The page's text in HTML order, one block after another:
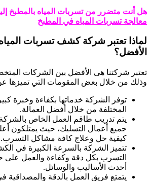
هل أنت متضرر من تسربات المياه بالمطبخ
معالجة تسربات المياه في المطبخ
لماذا تعتبر شركة كشف تسربات
الأفضل؟
تعتبر شركتنا هى الأفضل بين الشركات
وذلك من خلال بعض المقومات التي تميزها
توفر الشركة خدماتها بكفاءة وخبرة
المختلفة من خلال أفضل العمالة.
يتم تدريب طاقم العمل الخاص بالشركة
جميع أعمال التسليك، حيث يمتلكون
كيفية حل وعلاج كافة مشاكل التسرب.
تتميز الشركة بالسرعة الكبيرة في
التسرب بكل دقة وكفاءة والعمل على
أحدث الأساليب والوسائل.
يتمتع فريق العمل بالدقة والمصداقية